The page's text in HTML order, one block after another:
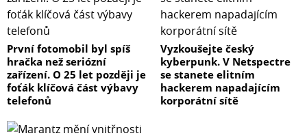
První fotomobil byl spíš
hračka než seriózní
zařízení. O 25 let později je
foťák klíčová část výbavy
telefonů
Vyzkoušejte český
kyberpunk. V Netspectre
se stanete elitním
hackerem napadajícím
korporátní sítě